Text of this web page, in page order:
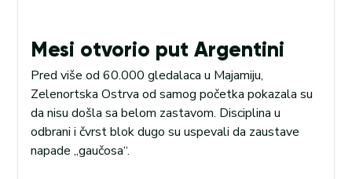
Mesi otvorio put Argentini
Pred više od 60.000 gledalaca u Majamiju,
Zelenortska Ostrva od samog početka pokazala su
da nisu došla sa belom zastavom. Disciplina u
odbrani i čvrst blok dugo su uspevali da zaustave
napade „gaučosa“.